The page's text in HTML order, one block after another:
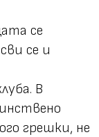
се
се и
В
грешки, не